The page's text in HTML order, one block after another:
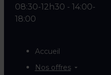
08:30-12h30 - 14:00-
18:00
Accueil
Nos offres